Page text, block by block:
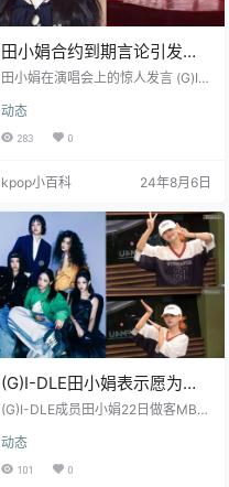
田小娟合约到期言论引发轩
然大波
田小娟在演唱会上的惊人发言 (G)I-
回演唱会。队长田小娟在个人舞台
上演唱了一首名为"Is this bad b****
“11月合约到期。谁能阻止我”，甚至
别人的眼色”。这番言论立即在粉丝
中引起了轩然大波。 CUBE的矛盾
回应 随着争议…
动态
283 0
kpop小百科 24年8月6日
(G)I-DLE田小娟表示愿为
NewJeans创作歌曲
(G)I-DLE成员田小娟22日做客MBC
信英主持》，表达了对NewJeans的
欣赏之情。 田小娟在节目中称，如
动态
101 0